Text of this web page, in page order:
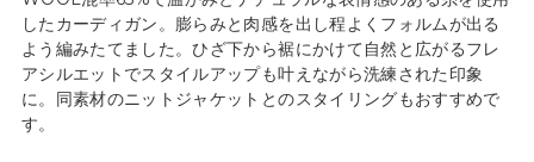
したカーディガン。膨らみと肉感を出し程よくフォルムが出る
よう編みたてました。ひざ下から裾にかけて自然と広がるフレ
アシルエットでスタイルアップも叶えながら洗練された印象
に。同素材のニットジャケットとのスタイリングもおすすめで
す。